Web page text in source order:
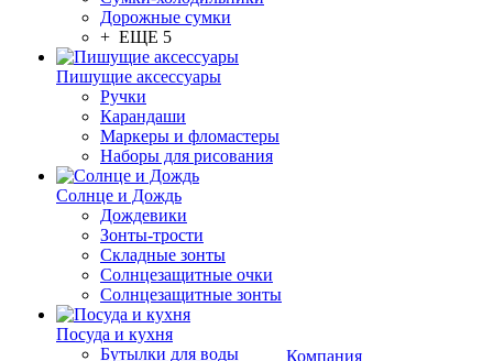
Дорожные сумки
+ ЕЩЕ 5
Пишущие аксессуары
Ручки
Карандаши
Маркеры и фломастеры
Наборы для рисования
Солнце и Дождь
Дождевики
Зонты-трости
Складные зонты
Солнцезащитные очки
Солнцезащитные зонты
Посуда и кухня
Бутылки для воды
Компания